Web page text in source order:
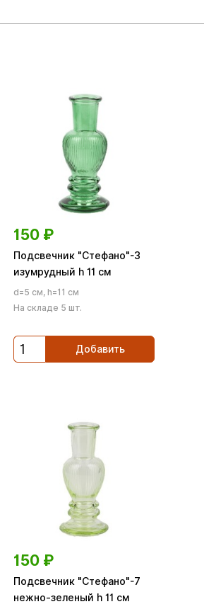
150 ₽
Подсвечник "Стефано"-3
изумрудный h 11 cм
d=5 см, h=11 см
На складе 5 шт.
Добавить
150 ₽
Подсвечник "Стефано"-7
нежно-зеленый h 11 см